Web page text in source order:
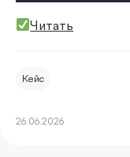
Читать
Кейс
26.06.2026